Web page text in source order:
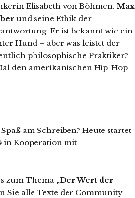
Elisabeth von Böhmen. Max
und seine Ethik der
Er ist bekannt wie ein
Hund – aber was leistet der
philosophische Praktiker?
den amerikanischen Hip-Hop-
am Schreiben? Heute startet
in Kooperation mit
zum Thema „Der Wert der
Sie alle Texte der Community